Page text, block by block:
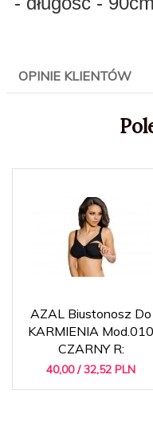
OPINIE KLIENTÓW
AZAL Biustonosz Do
KARMIENIA Mod.010
CZARNY R:
40,00 / 32,52 PLN